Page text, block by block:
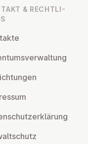
& RECHT­LI­